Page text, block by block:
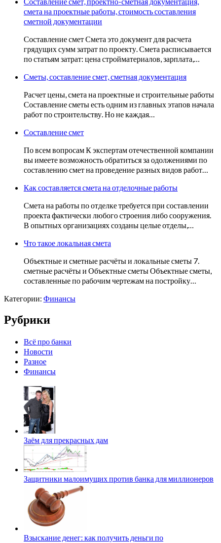
смета на проектные работы, стоимость составления
сметной документации
Составление смет Смета это документ для расчета
грядущих сумм затрат по проекту. Смета расписывается
по статьям затрат: цена стройматериалов, зарплата,…
Сметы, составление смет, сметная документация
Расчет цены, смета на проектные и строительные работы
Составление сметы есть одним из главных этапов начала
работ по строительству. Но не каждая…
Составление смет
По всем вопросам К экспертам отечественной компании
вы имеете возможность обратиться за одолжениями по
составлению смет на проведение разных видов работ…
Как составляется смета на отделочные работы
Смета на работы по отделке требуется при составлении
проекта фактически любого строения либо сооружения.
В опытных организациях созданы целые отделы,…
Что такое локальная смета
Объектные и сметные расчёты и локальные сметы 7.
сметные расчёты и Объектные сметы Объектные сметы,
составленные по рабочим чертежам на постройку…
Категории: Финансы
Рубрики
Всё про банки
Новости
Разное
Финансы
Заём для прекрасных дам
Защитники малоимущих против банка для миллионеров
Взыскание денег: как получить деньги по